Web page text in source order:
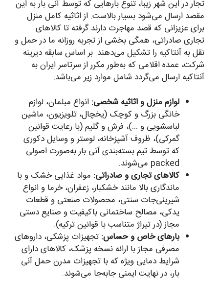
تجار در این شهر زیبا، تنوع بارهایی که توسط آنی بار به این
مقصد ارسال می‌شود بسیار بالاست. از اثاثیه کامل منزل
برای عزیزانی که قصد مهاجرت دارند گرفته تا کالاهای
تجاری صادراتی، همگی بخشی از تجربه روزانه ما در حمل و
نقل به آنتاکیه را تشکیل می‌دهند. بر اساس سابقه دیرینه
شرکت، عمده اقلامی که به‌طور مکرر از سرتاسر ایران به
آنتاکیه ارسال می‌گردد شامل موارد زیر می‌باشد:
لوازم منزل و اثاثیه شخصی: انواع مبلمان، لوازم
خانگی بزرگ و کوچک (یخچال، تلویزیون، ماشین
لباسشویی و …)، فرش و گلیم (با رعایت قوانین
گمرکی)، ظروف آشپزخانه، لوستر و وسایل دکوری
که توسط تیم بسته‌بندی آنی بار به‌صورت اصولی
packed می‌شوند.
کالاهای تجاری و صادراتی: مواد غذایی خشک و با
ماندگاری بالا مانند خشکبار، زعفران، خرما و انواع
شیرینی‌جات سنتی، محصولات صنعتی و قطعات
یدکی، مصالح ساختمانی باکیفیت و صنایع دستی
مجاز (در تیراژ متناسب با قوانین ترکیه).
بارهای خاص و حساس: تجهیزات پزشکی، داروهای
مصرفی مجاز با ارائه نسخه پزشک، کالاهای دارای
شرایط دمایی ویژه که با تجهیزات مدرن حمل آنی
بار، در نهایت ایمنی جابه‌جا می‌شوند.